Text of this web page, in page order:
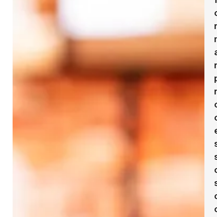
r
r
r